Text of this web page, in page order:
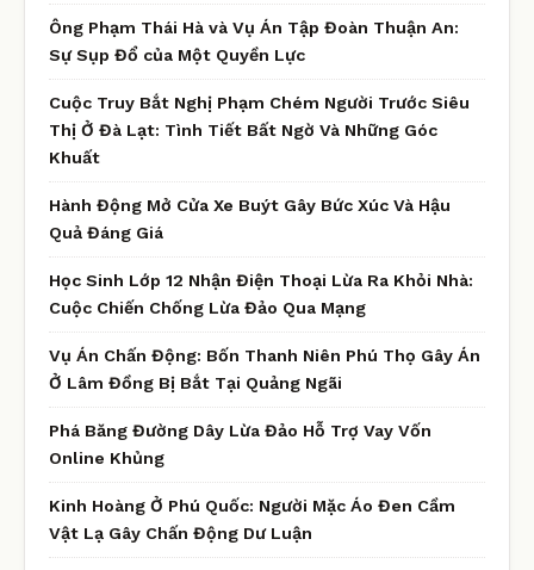
Ông Phạm Thái Hà và Vụ Án Tập Đoàn Thuận An:
Sự Sụp Đổ của Một Quyền Lực
Cuộc Truy Bắt Nghị Phạm Chém Người Trước Siêu
Thị Ở Đà Lạt: Tình Tiết Bất Ngờ Và Những Góc
Khuất
Hành Động Mở Cửa Xe Buýt Gây Bức Xúc Và Hậu
Quả Đáng Giá
Học Sinh Lớp 12 Nhận Điện Thoại Lừa Ra Khỏi Nhà:
Cuộc Chiến Chống Lừa Đảo Qua Mạng
Vụ Án Chấn Động: Bốn Thanh Niên Phú Thọ Gây Án
Ở Lâm Đồng Bị Bắt Tại Quảng Ngãi
Phá Băng Đường Dây Lừa Đảo Hỗ Trợ Vay Vốn
Online Khủng
Kinh Hoàng Ở Phú Quốc: Người Mặc Áo Đen Cầm
Vật Lạ Gây Chấn Động Dư Luận